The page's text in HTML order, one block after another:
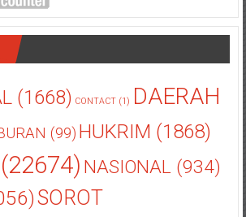
(1668)
DAERAH
(99)HUKRIM(1868)
NASIONAL(934)
SOROT
(2998)SOSBUD